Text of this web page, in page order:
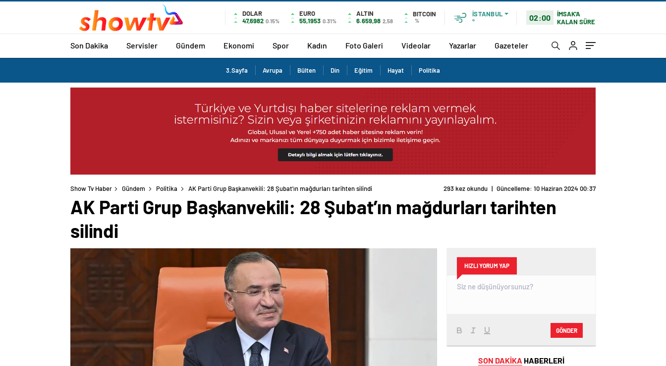
DOLAR
47,6982 0.15%
EURO
55,1953 0.31%
ALTIN
6.659,98 2,58
BITCOIN
%
İSTANBUL
°
02:00
İMSAK'A
KALAN SÜRE
Son Dakika Servisler Gündem Ekonomi Spor Kadın Foto Galeri Videolar Yazarlar Gazeteler
3.Sayfa Avrupa Bülten Din Eğitim Hayat Politika
Show Tv Haber Gündem Politika AK Parti Grup Başkanvekili: 28 Şubat’ın mağdurları tarihten silindi 293 kez okundu | Güncelleme: 10 Haziran 2024 00:37
AK Parti Grup Başkanvekili: 28 Şubat’ın mağdurları tarihten
silindi
HIZLI YORUM YAP
GÖNDER
SON DAKİKA HABERLERİ